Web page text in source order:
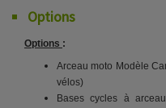
Options
Options :
Arceau moto Modèle
vélos)
Bases cycles à